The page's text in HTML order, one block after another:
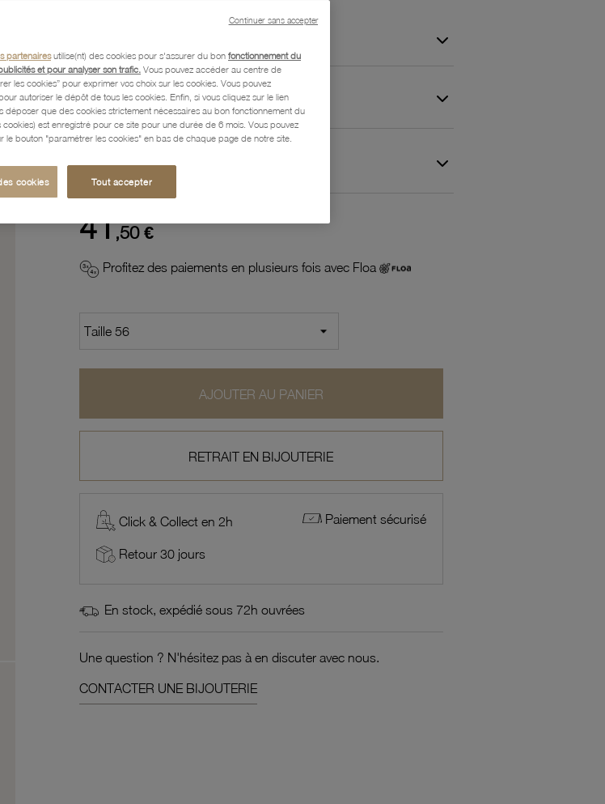
Caractéristiques détaillées
Paiement, Livraison, Retours et Garantie
41,50 €
Profitez des paiements en plusieurs fois avec Floa
AJOUTER AU PANIER
RETRAIT EN BIJOUTERIE
Click & Collect en 2h Paiement sécurisé
Retour 30 jours
En stock, expédié sous 72h ouvrées
Une question ? N'hésitez pas à en discuter avec nous.
CONTACTER UNE BIJOUTERIE
partenairesutilise(nt) des cookies pour s'assurer du bon fonctionnement du
et pour analyser son trafic. Vous pouvez accéder au centre de
les cookies” pour exprimer vos choix sur les cookies. Vous pouvez
autoriser le dépôt de tous les cookies. Enfin, si vous cliquez sur le lien
déposer que des cookies strictement nécessaires au bon fonctionnement du
est enregistré pour ce site pour une durée de 6 mois. Vous pouvez
le bouton "paramétrer les cookies" en bas de chaque page de notre site.
cookies Tout accepter
Continuer sans accepter